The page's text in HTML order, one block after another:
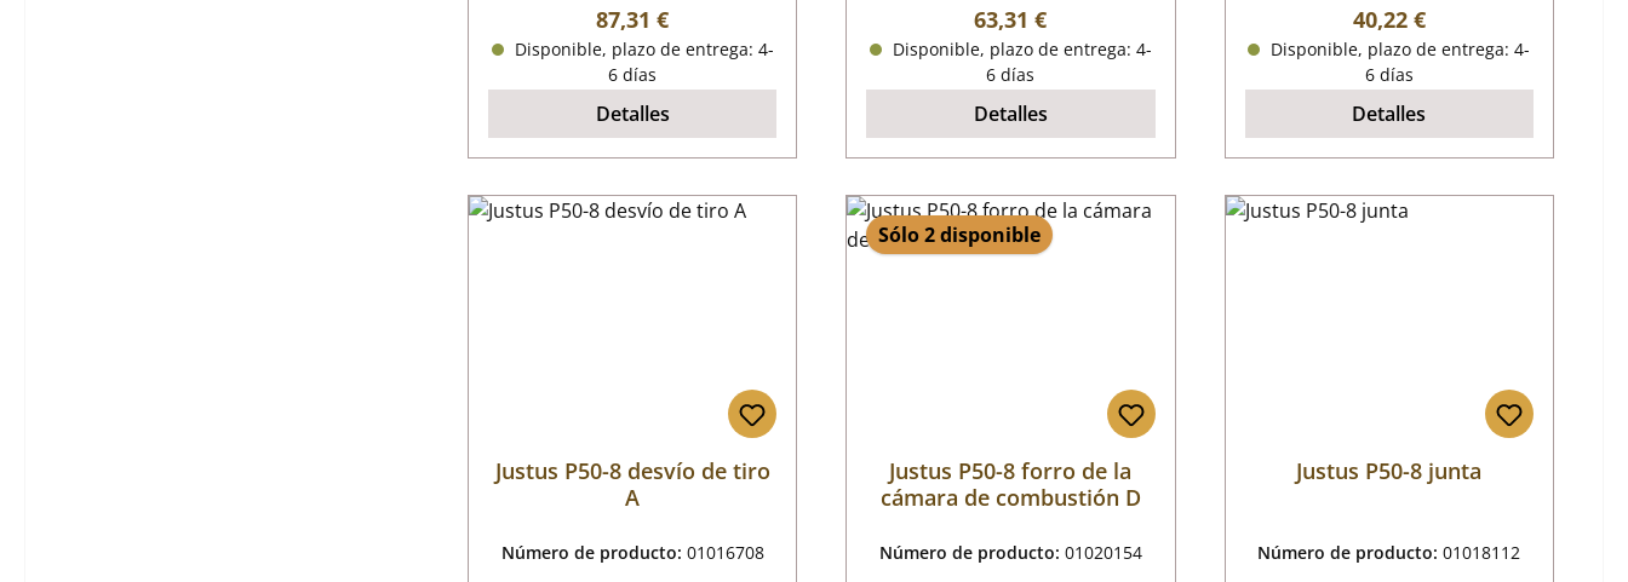
Precio normal:
87,31 €
Disponible, plazo de entrega: 4-
6 días
Detalles
Precio normal:
63,31 €
Disponible, plazo de entrega: 4-
6 días
Detalles
Precio normal:
40,22 €
Disponible, plazo de entrega: 4-
6 días
Detalles
Justus P50-8 desvío de tiro
A
Número de producto: 01016708
Sólo 2 disponible
Justus P50-8 forro de la
cámara de combustión D
Número de producto: 01020154
Justus P50-8 junta
Número de producto:01018112